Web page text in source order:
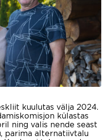
kuulutas välja 2024.
külastas
ning valis nende seast
parima alternatiivtalu